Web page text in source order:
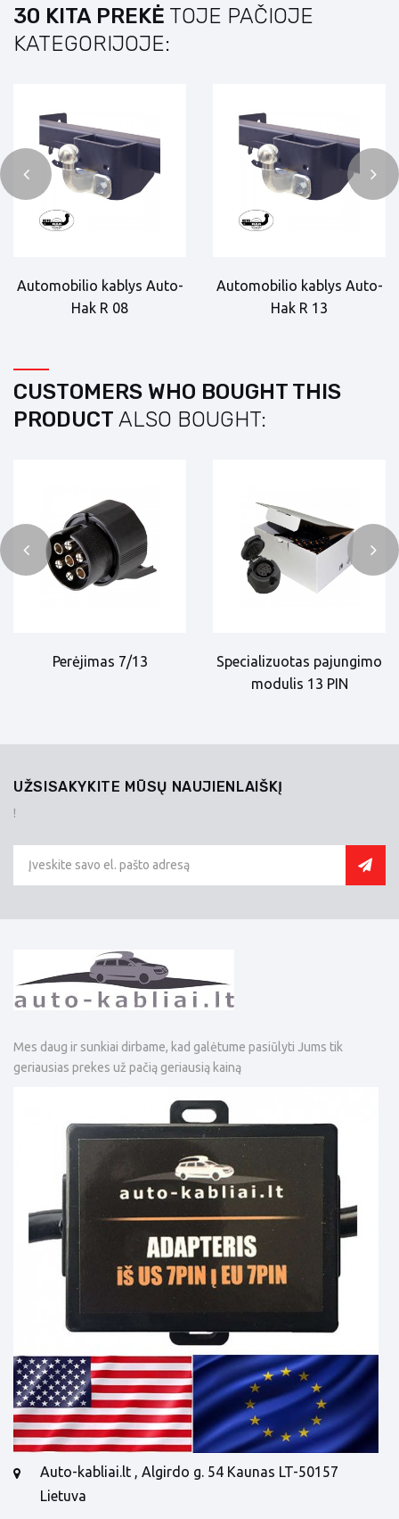
30 KITA PREKĖ TOJE PAČIOJE
KATEGORIJOJE:
Automobilio kablys Auto-
Hak R 08
Automobilio kablys Auto-
Hak R 13
CUSTOMERS WHO BOUGHT THIS
PRODUCT ALSO BOUGHT:
Perėjimas 7/13
Specializuotas pajungimo
modulis 13 PIN
UŽSISAKYKITE MŪSŲ NAUJIENLAIŠKĮ
!
Mes daug ir sunkiai dirbame, kad galėtume pasiūlyti Jums tik
geriausias prekes už pačią geriausią kainą
Auto-kabliai.lt , Algirdo g. 54 Kaunas LT-50157
Lietuva